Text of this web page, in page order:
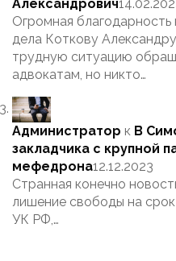
Александрович
Огромная
дела Коткову
трудную ситуацию
адвокатам, но никто…
Администратор к В
закладчика с крупной
мефедрона12.12.2023
Странная конечно
лишение свободы на срок
УК РФ,…